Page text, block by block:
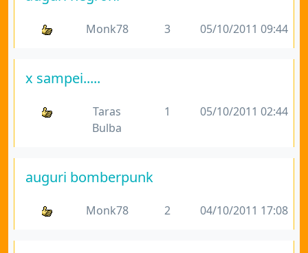
Monk78 3 05/10/2011 09:44
x sampei.....
Taras
Bulba
1 05/10/2011 02:44
auguri bomberpunk
Monk78 2 04/10/2011 17:08